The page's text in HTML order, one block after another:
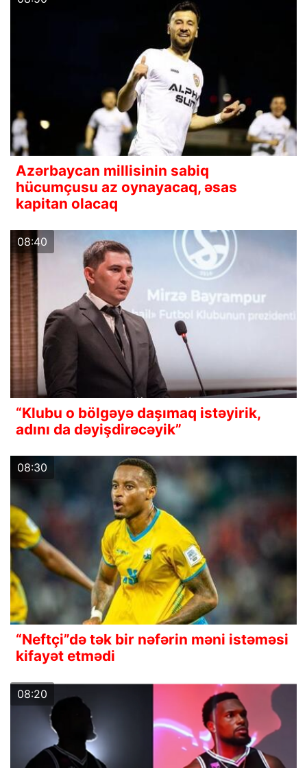
Azərbaycan millisinin sabiq
hücumçusu az oynayacaq, əsas
kapitan olacaq
08:40
“Klubu o bölgəyə daşımaq istəyirik,
adını da dəyişdirəcəyik”
08:30
“Neftçi”də tək bir nəfərin məni istəməsi
kifayət etmədi
08:20